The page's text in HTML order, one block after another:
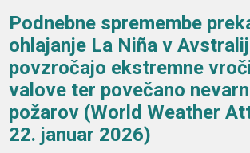
Podnebne spremembe
ohlajanje La Niña v
povzročajo ekstremne
valove ter povečano
požarov (World Weather
22. januar 2026)